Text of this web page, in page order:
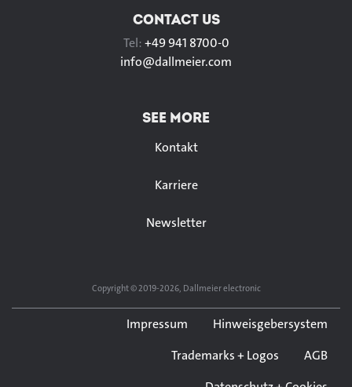
CONTACT US
Tel:+49 941 8700-0
info@dallmeier.com
SEE MORE
Kontakt
Karriere
Newsletter
Copyright © 2019-2026, Dallmeier electronic
Impressum
Hinweisgebersystem
Trademarks + Logos
AGB